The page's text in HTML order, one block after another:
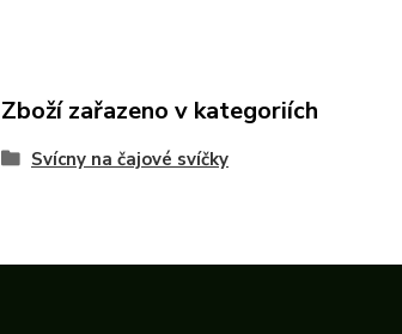
Zboží zařazeno v kategoriích
Svícny na čajové svíčky